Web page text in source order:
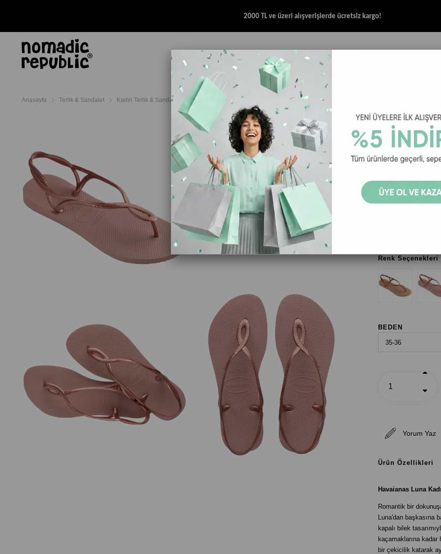
2000 TL ve üzeri alışverişlerde ücretsiz kargo!
AYAKKABI TERLİK & SANDALET AKSESUAR HALAT & İP SANDALET
Anasayfa Terlik & Sandalet Kadın Terlik & Sandalet Havaianas Kadın Terlik Havaianas Luna Kadın Sandalet - Gül Kurusu
Havaianas
₺3.299,00
Havaianas Luna
Renk Seçenekleri
BEDEN
Yorum Yaz
Ürün Özellikleri
Havaianas Luna
Romantik bir
Luna'dan başkasına
kapalı bilek
kaçamaklarına
bir çekicilik katarak